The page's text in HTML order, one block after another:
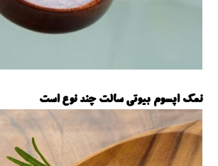
نمک اپسوم بیوتی سالت چند نوع است
نمک اپسوم بیوتی سالت